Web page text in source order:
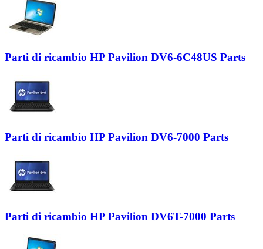
Parti di ricambio HP Pavilion DV6-6C48US Parts
Parti di ricambio HP Pavilion DV6-7000 Parts
Parti di ricambio HP Pavilion DV6T-7000 Parts